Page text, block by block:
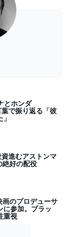
とホンダ
で振り返る「彼
進むアストンマ
絶好の配役
画のプロデューサ
に参加。ブラッ
重視